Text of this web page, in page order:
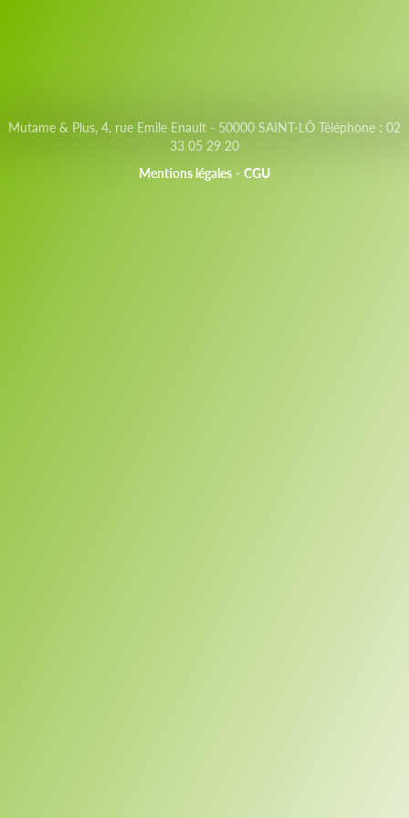
Mutame & Plus, 4, rue Emile Enault - 50000 SAINT-LÔ Téléphone : 02
33 05 29 20
Mentions légales - CGU